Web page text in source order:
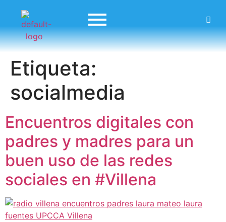
Etiqueta:
socialmedia
Encuentros digitales con
padres y madres para un
buen uso de las redes
sociales en #Villena